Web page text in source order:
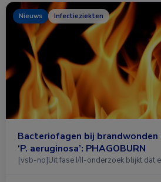
Nieuws Infectieziekten
Bacteriofagen bij
‘P. aeruginosa’: PHAGOBURN
[vsb-no]Uit fase I/II-onderzoek blijkt dat